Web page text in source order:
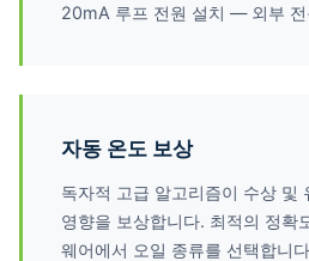
20mA 루프 전원 설치 — 외부 전
자동 온도 보상
독자적 고급 알고리즘이 수상 및
영향을 보상합니다. 최적의 정확
웨어에서 오일 종류를 선택합니